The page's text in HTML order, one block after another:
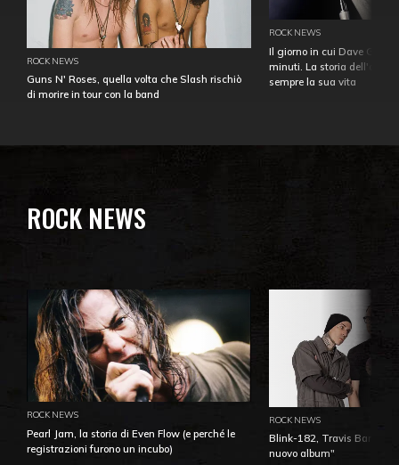
ROCK NEWS
Guns N' Roses, quella volta che Slash rischiò
di morire in tour con la band
ROCK NEWS
Il giorno in cui Dave
minuti. La storia
sempre la sua vita
ROCK NEWS
ROCK NEWS
Pearl Jam, la storia di Even Flow (e perché le
registrazioni furono un incubo)
ROCK NEWS
Blink-182, Travis Barker:
nuovo album"